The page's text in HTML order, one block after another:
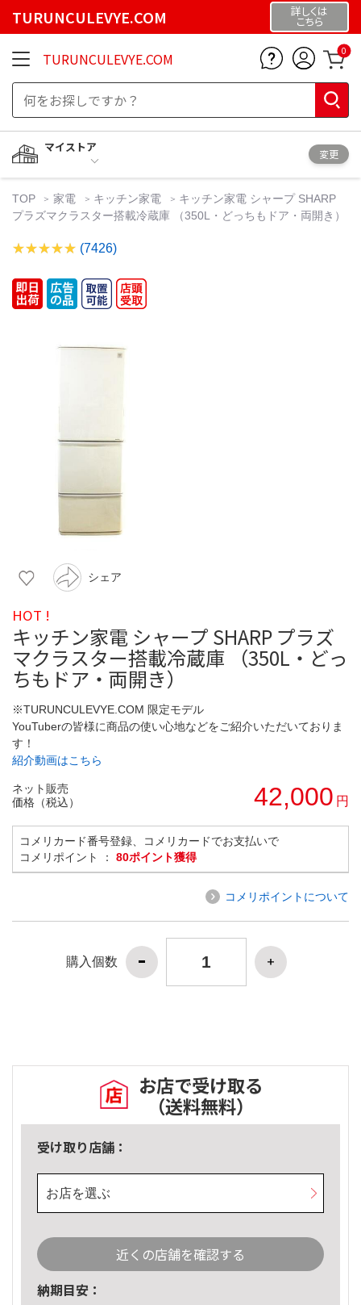
TURUNCULEVYE.COM 詳しくは
こちら
TURUNCULEVYE.COM 0
マイストア
変更
TOP 家電 キッチン家電
キッチン家電 シャープ SHARP
プラズマクラスター搭載冷蔵庫 （350L・どっちもドア・両開き）
(7426)
シェア
HOT !
キッチン家電 シャープ SHARP プラズ
マクラスター搭載冷蔵庫 （350L・どっ
ちもドア・両開き）
※TURUNCULEVYE.COM 限定モデル
YouTuberの皆様に商品の使い心地などをご紹介いただいておりま
す！
紹介動画はこちら
ネット販売
価格（税込）
42,000 円
コメリカード番号登録、コメリカードでお支払いで
コメリポイント ： 80ポイント獲得
コメリポイントについて
購入個数
お店で受け取る
（送料無料）
受け取り店舗：
お店を選ぶ
近くの店舗を確認する
納期目安：